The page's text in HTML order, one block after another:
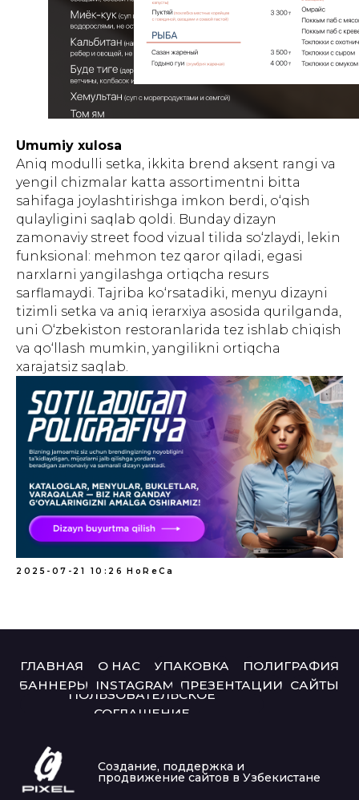
Umumiy xulosa
Aniq modulli setka, ikkita brend aksent rangi va
yengil chizmalar katta assortimentni bitta
sahifaga joylashtirishga imkon berdi, o‘qish
qulayligini saqlab qoldi. Bunday dizayn
zamonaviy street food vizual tilida so‘zlaydi, lekin
funksional: mehmon tez qaror qiladi, egasi
narxlarni yangilashga ortiqcha resurs
sarflamaydi. Tajriba ko‘rsatadiki, menyu dizayni
tizimli setka va aniq ierarxiya asosida qurilganda,
uni O‘zbekiston restoranlarida tez ishlab chiqish
va qo‘llash mumkin, yangilikni ortiqcha
xarajatsiz saqlab.
2025-07-21 10:26 HoReCa